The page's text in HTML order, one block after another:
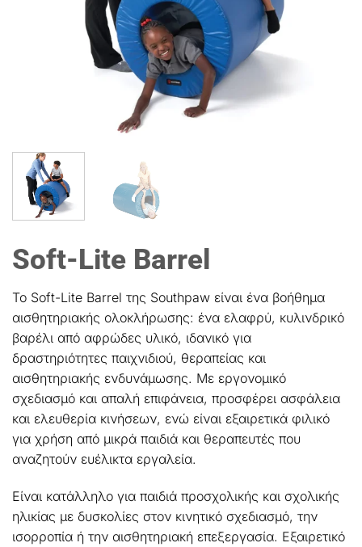
Soft-Lite Barrel
Το Soft-Lite Barrel της Southpaw είναι ένα βοήθημα
αισθητηριακής ολοκλήρωσης: ένα ελαφρύ, κυλινδρικό
βαρέλι από αφρώδες υλικό, ιδανικό για
δραστηριότητες παιχνιδιού, θεραπείας και
αισθητηριακής ενδυνάμωσης. Με εργονομικό
σχεδιασμό και απαλή επιφάνεια, προσφέρει ασφάλεια
και ελευθερία κινήσεων, ενώ είναι εξαιρετικά φιλικό
για χρήση από μικρά παιδιά και θεραπευτές που
αναζητούν ευέλικτα εργαλεία.
Είναι κατάλληλο για παιδιά προσχολικής και σχολικής
ηλικίας με δυσκολίες στον κινητικό σχεδιασμό, την
ισορροπία ή την αισθητηριακή επεξεργασία. Εξαιρετικό